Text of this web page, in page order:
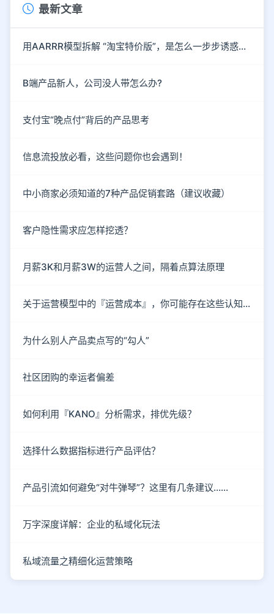
最新文章
用AARRR模型拆解 “淘宝特价版”，是怎么一步步诱惑你下单的？
B端产品新人，公司没人带怎么办?
支付宝“晚点付”背后的产品思考
信息流投放必看，这些问题你也会遇到！
中小商家必须知道的7种产品促销套路（建议收藏）
客户隐性需求应怎样挖透？
月薪3K和月薪3W的运营人之间，隔着点算法原理
关于运营模型中的『运营成本』，你可能存在这些认知误区！
为什么别人产品卖点写的“勾人”
社区团购的幸运者偏差
如何利用『KANO』分析需求，排优先级？
选择什么数据指标进行产品评估？
产品引流如何避免“对牛弹琴”？这里有几条建议……
万字深度详解：企业的私域化玩法
私域流量之精细化运营策略